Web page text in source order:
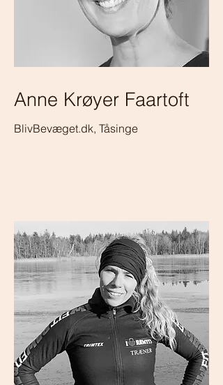
Anne Krøyer Faartoft
BlivBevæget.dk, Tåsinge